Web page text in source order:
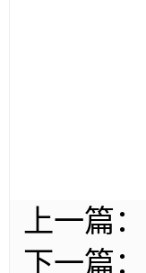
上一篇：
下一篇：